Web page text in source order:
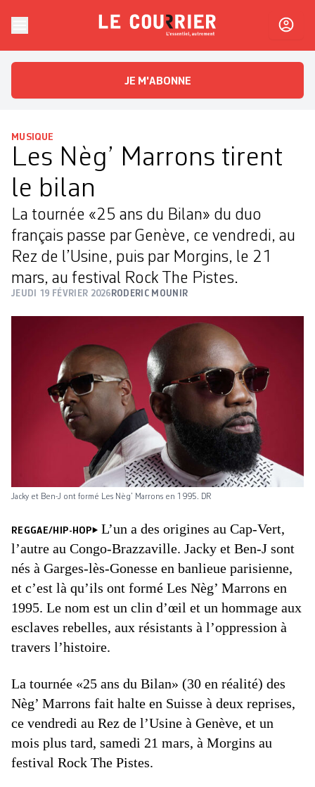
Le CourrierL'essentiel, autrement
JE M'ABONNE
MUSIQUE
Les Nèg’ Marrons tirent
le bilan
La tournée «25 ans du Bilan» du duo
français passe par Genève, ce vendredi, au
Rez de l’Usine, puis par Morgins, le 21
mars, au festival Rock The Pistes.
JEUDI 19 FÉVRIER 2026 RODERIC MOUNIR
Jacky et Ben-J ont formé Les Nèg’ Marrons en 1995. DR
REGGAE/HIP-HOP
L’un a des origines au Cap-Vert,
l’autre au Congo-Brazzaville. Jacky et Ben-J sont
nés à Garges-lès-Gonesse en banlieue parisienne,
et c’est là qu’ils ont formé Les Nèg’ Marrons en
1995. Le nom est un clin d’œil et un hommage aux
esclaves rebelles, aux résistants à l’oppression à
travers l’histoire.
La tournée «25 ans du Bilan» (30 en réalité) des
Nèg’ Marrons fait halte en Suisse à deux reprises,
ce vendredi au Rez de l’Usine à Genève, et un
mois plus tard, samedi 21 mars, à Morgins au
festival Rock The Pistes.